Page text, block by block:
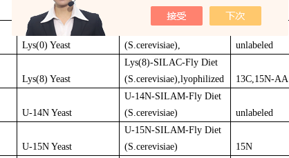
U-15N Mouse Diet
Diet, Pellet Ø10mm
15N
Lys(0) Yeast
Lys(0)-SILAC-Fly Diet
(S.cerevisiae),
unlabeled
Lys(8) Yeast
Lys(8)-SILAC-Fly Diet
(S.cerevisiae),lyophilized
13C,15N-AA
U-14N Yeast
U-14N-SILAM-Fly Diet
(S.cerevisiae)
unlabeled
U-15N Yeast
U-15N-SILAM-Fly Diet
(S.cerevisiae)
15N